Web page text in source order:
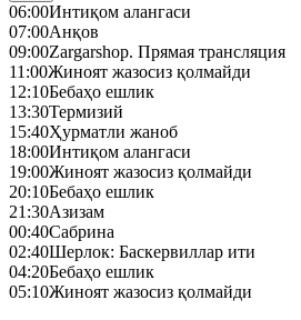
06:00Интиқом алангаси
07:00Анқов
09:00Zargarshop. Прямая трансляция
11:00Жиноят жазосиз қолмайди
12:10Бебаҳо ешлик
13:30Термизий
15:40Ҳурматли жаноб
18:00Интиқом алангаси
19:00Жиноят жазосиз қолмайди
20:10Бебаҳо ешлик
21:30Азизам
00:40Сабрина
02:40Шерлок: Баскервиллар ити
04:20Бебаҳо ешлик
05:10Жиноят жазосиз қолмайди